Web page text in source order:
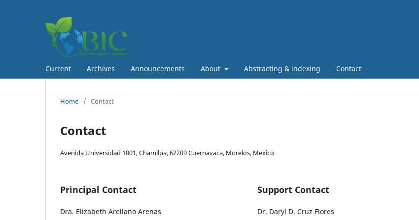
Current Archives Announcements About Abstracting & indexing Contact
Home / Contact
Contact
Avenida Universidad 1001, Chamilpa, 62209 Cuernavaca, Morelos, Mexico
Principal Contact
Dra. Elizabeth Arellano Arenas
Support Contact
Dr. Daryl D. Cruz Flores